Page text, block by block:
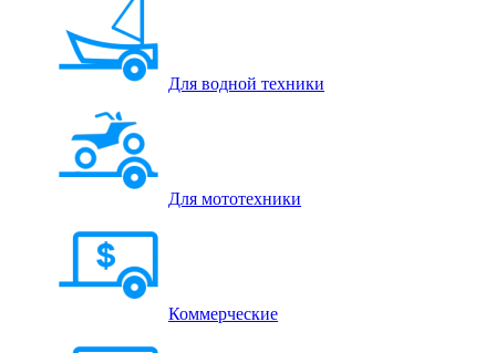
Для водной техники
Для мототехники
Коммерческие